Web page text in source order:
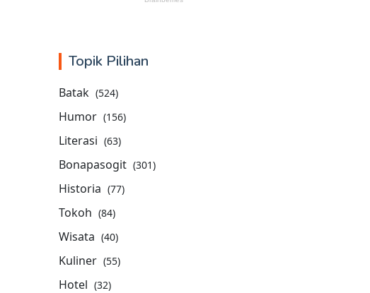
Topik Pilihan
Batak (524)
Humor (156)
Literasi (63)
Bonapasogit (301)
Historia (77)
Tokoh (84)
Wisata (40)
Kuliner (55)
Hotel (32)